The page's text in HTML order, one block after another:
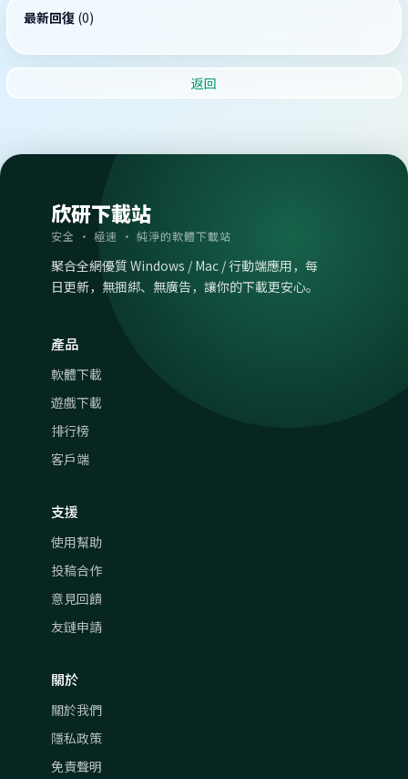
最新回復 (0)
返回
欣研下載站
安全 · 極速 · 純淨的軟體下載站
聚合全網優質 Windows / Mac / 行動端應用，每
日更新，無捆綁、無廣告，讓你的下載更安心。
產品
軟體下載
遊戲下載
排行榜
客戶端
支援
使用幫助
投稿合作
意見回饋
友鏈申請
關於
關於我們
隱私政策
免責聲明